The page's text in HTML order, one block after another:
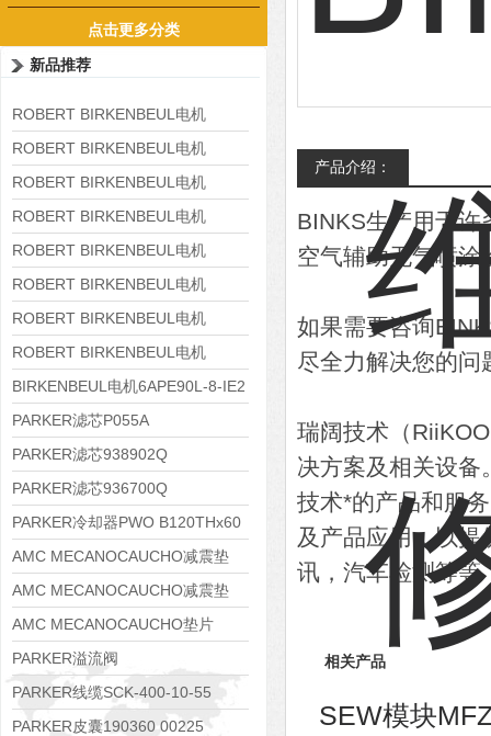
点击更多分类
新品推荐
ROBERT BIRKENBEUL电机
8APE225M-4-IE3
ROBERT BIRKENBEUL电机
8APE180L-4 IE3
ROBERT BIRKENBEUL电机
8APE160M-6 IE3
ROBERT BIRKENBEUL电机
8APE160L-4-IE3
ROBERT BIRKENBEUL电机
8APE112M-6K-IE3
ROBERT BIRKENBEUL电机
8APE100L-2 IE3
ROBERT BIRKENBEUL电机
8APE90S-4 IE3
ROBERT BIRKENBEUL电机
8APE80M-2K-IE3
BIRKENBEUL电机6APE90L-8-IE2
PARKER滤芯P055A
PARKER滤芯938902Q
PARKER滤芯936700Q
PARKER冷却器PWO B120THx60
AMC MECANOCAUCHO减震垫
138552
AMC MECANOCAUCHO减震垫
138551
AMC MECANOCAUCHO垫片
608074
PARKER溢流阀
RE06M35W2N1KWXG087
PARKER线缆SCK-400-10-55
PARKER皮囊190360 00225
产品介绍：
BINKS生产用于许
空气辅助无气喷涂
如果需要咨询
尽全力解决您的问
瑞阔技术（
决方案及相关设备
技术*的产品和服
及产品应用，以提
讯，汽车检测等等
相关产品
SEW模块